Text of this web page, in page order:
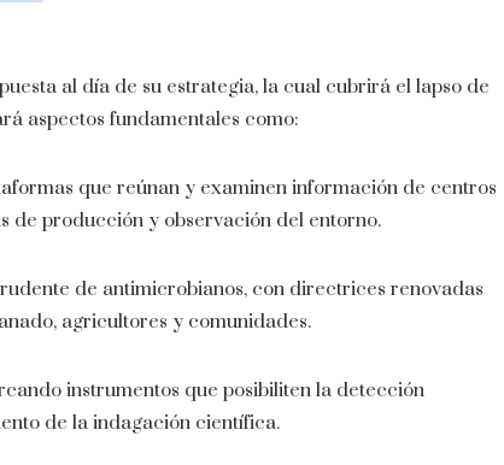
al día de su estrategia, la cual cubrirá el lapso de
aspectos fundamentales como:
que reúnan y examinen información de centros
de producción y observación del entorno.
de antimicrobianos, con directrices renovadas
agricultores y comunidades.
instrumentos que posibiliten la detección
de la indagación científica.